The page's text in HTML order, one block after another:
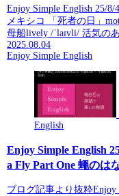
Enjoy Simple English 25/8/
メキシコ 「死者の日」
母船lively /ˈlaɪvli/ 活気のあ
2025.08.04
Enjoy Simple English
English
Enjoy Simple English
a Fly Part One 蠅のは
ブログ記事より抜粋Enjoy